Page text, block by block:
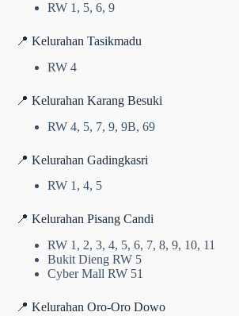
RW 1, 5, 6, 9
📍 Kelurahan Tasikmadu
RW 4
📍 Kelurahan Karang Besuki
RW 4, 5, 7, 9, 9B, 69
📍 Kelurahan Gadingkasri
RW 1, 4, 5
📍 Kelurahan Pisang Candi
RW 1, 2, 3, 4, 5, 6, 7, 8, 9, 10, 11
Bukit Dieng RW 5
Cyber Mall RW 51
📍 Kelurahan Oro-Oro Dowo